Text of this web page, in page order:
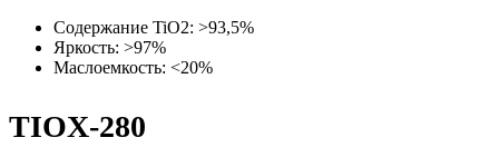
Содержание TiO2: >93,5%
Яркость: >97%
Маслоемкость: <20%
TIOX-280